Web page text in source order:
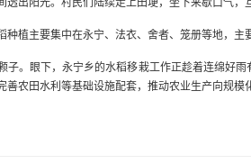
透出阳光。村民们陆续走上田埂，坐下来歇口气
种植主要集中在永宁、法衣、舍者、笼册等地，
子。眼下，永宁乡的水稻移栽工作正趁着连绵好
善农田水利等基础设施配套，推动农业生产向规